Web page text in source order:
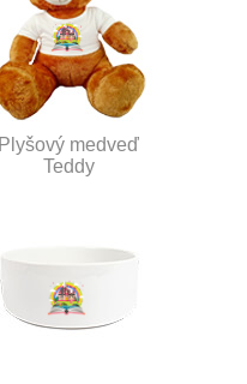
Plyšový medveď
Teddy